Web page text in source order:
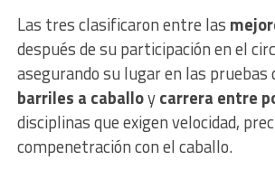
Las tres clasificaron entre las
después de su participación en el
asegurando su lugar en las pruebas
barriles a caballoycarrera entre
disciplinas que exigen velocidad,
compenetración con el caballo.